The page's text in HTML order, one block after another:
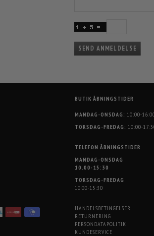
SEND ANMELDELSE
BUTIK ÅBNINGSTIDER
MANDAG-ONSDAG: 10:00-
TORSDAG-FREDAG: 10:00-
TELEFON ÅBNINGSTIDER
MANDAG-ONSDAG
10.00-15:30
TORSDAG-FREDAG
10.00-15:30
HANDELSBETINGELSER
RETURNERING
PERSONDATAPOLITIK
KUNDESERVICE